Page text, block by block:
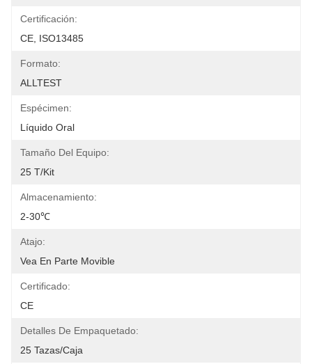
Certificación:
CE, ISO13485
Formato:
ALLTEST
Espécimen:
Líquido Oral
Tamaño Del Equipo:
25 T/Kit
Almacenamiento:
2-30℃
Atajo:
Vea En Parte Movible
Certificado:
CE
Detalles De Empaquetado:
25 Tazas/caja